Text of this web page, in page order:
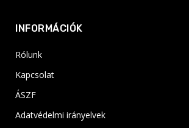
INFORMÁCIÓK
Rólunk
Kapcsolat
ÁSZF
Adatvédelmi irányelvek